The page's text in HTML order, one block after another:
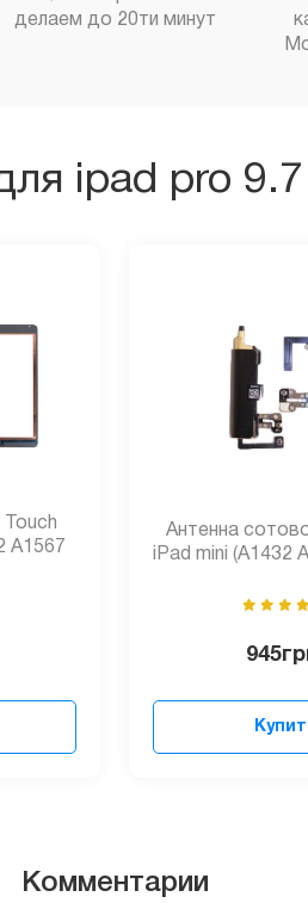
делаем до 20ти минут
ipad pro
A1567
Антенна
iPad mini (A1432
945
Комментарии